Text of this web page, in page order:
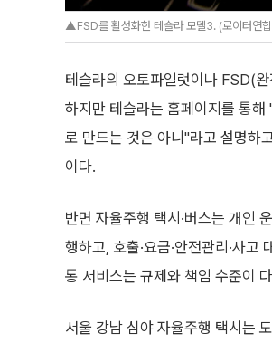
▲FSD를 활성화한 테슬라 모델3. (로이터연
테슬라의 오토파일럿이나 FSD(
하지만 테슬라는 홈페이지를 통
로 만드는 것은 아니"라고 설명하
이다.
반면 자율주행 택시·버스는 개인
행하고, 호출·요금·안전관리·사
통 서비스는 규제와 책임 수준이
서울 강남 심야 자율주행 택시는